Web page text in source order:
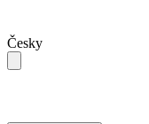
Česky